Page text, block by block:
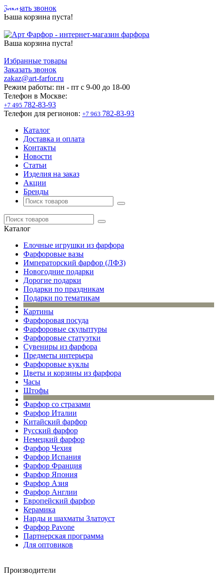
Заказать звонок
Ваша корзина пуста!
Ваша корзина пуста!
Избранные товары
Заказать звонок
zakaz@art-farfor.ru
Режим работы: пн - пт c 9-00 до 18-00
Телефон в Москве:
+7 495 782-83-93
Телефон для регионов: +7 963 782-83-93
Каталог
Доставка и оплата
Контакты
Новости
Статьи
Изделия на заказ
Акции
Бренды
Каталог
Елочные игрушки из фарфора
Фарфоровые вазы
Императорский фарфор (ЛФЗ)
Новогодние подарки
Дорогие подарки
Подарки по праздникам
Подарки по тематикам
Картины
Фарфоровая посуда
Фарфоровые скульптуры
Фарфоровые статуэтки
Сувениры из фарфора
Предметы интерьера
Фарфоровые куклы
Цветы и корзины из фарфора
Часы
Штофы
Фарфор со стразами
Фарфор Италии
Китайский фарфор
Русский фарфор
Немецкий фарфор
Фарфор Чехия
Фарфор Испания
Фарфор Франция
Фарфор Япония
Фарфор Азия
Фарфор Англии
Европейский фарфор
Керамика
Нарды и шахматы Златоуст
Фарфор Pavone
Партнерская программа
Для оптовиков
Производители